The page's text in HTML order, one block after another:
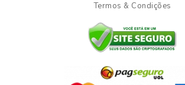
Termos & Condições